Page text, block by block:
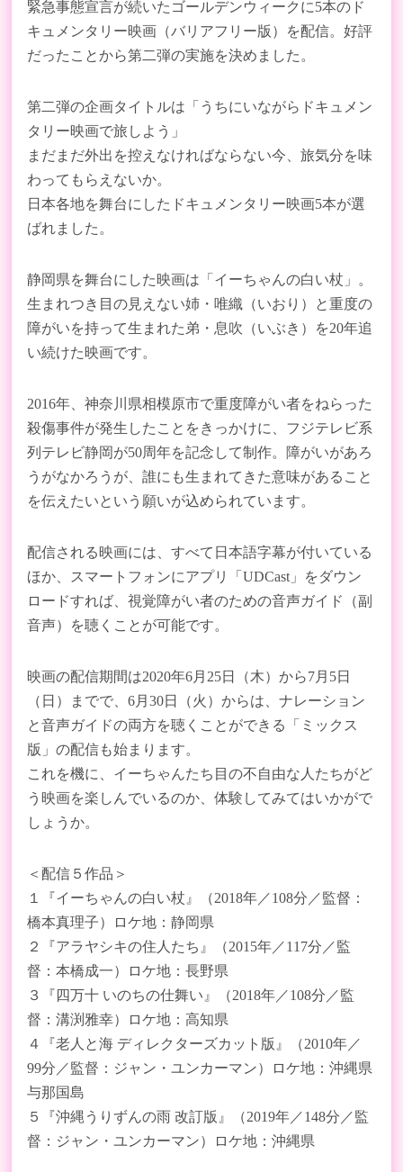
緊急事態宣言が続いたゴールデンウィークに5本のド
キュメンタリー映画（バリアフリー版）を配信。好評
だったことから第二弾の実施を決めました。
第二弾の企画タイトルは「うちにいながらドキュメン
タリー映画で旅しよう」
まだまだ外出を控えなければならない今、旅気分を味
わってもらえないか。
日本各地を舞台にしたドキュメンタリー映画5本が選
ばれました。
静岡県を舞台にした映画は「イーちゃんの白い杖」。
生まれつき目の見えない姉・唯織（いおり）と重度の
障がいを持って生まれた弟・息吹（いぶき）を20年追
い続けた映画です。
2016年、神奈川県相模原市で重度障がい者をねらった
殺傷事件が発生したことをきっかけに、フジテレビ系
列テレビ静岡が50周年を記念して制作。障がいがあろ
うがなかろうが、誰にも生まれてきた意味があること
を伝えたいという願いが込められています。
配信される映画には、すべて日本語字幕が付いている
ほか、スマートフォンにアプリ「UDCast」をダウン
ロードすれば、視覚障がい者のための音声ガイド（副
音声）を聴くことが可能です。
映画の配信期間は2020年6月25日（木）から7月5日
（日）までで、6月30日（火）からは、ナレーション
と音声ガイドの両方を聴くことができる「ミックス
版」の配信も始まります。
これを機に、イーちゃんたち目の不自由な人たちがど
う映画を楽しんでいるのか、体験してみてはいかがで
しょうか。
＜配信５作品＞
１『イーちゃんの白い杖』（2018年／108分／監督：
橋本真理子）ロケ地：静岡県
２『アラヤシキの住人たち』（2015年／117分／監
督：本橋成一）ロケ地：長野県
３『四万十 いのちの仕舞い』（2018年／108分／監
督：溝渕雅幸）ロケ地：高知県
４『老人と海 ディレクターズカット版』（2010年／
99分／監督：ジャン・ユンカーマン）ロケ地：沖縄県
与那国島
５『沖縄うりずんの雨 改訂版』（2019年／148分／監
督：ジャン・ユンカーマン）ロケ地：沖縄県